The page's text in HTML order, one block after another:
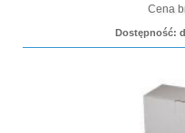
Cena
Dostępność: